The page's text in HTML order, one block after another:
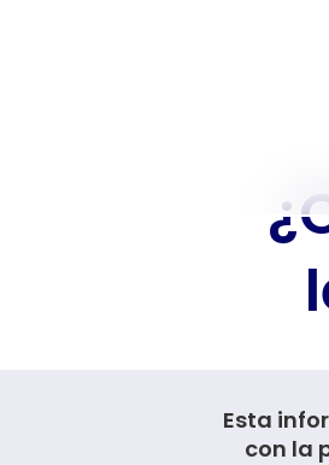
Esta
con la